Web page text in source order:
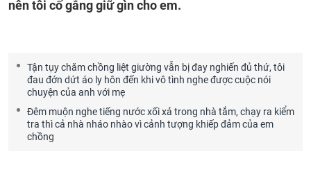
nên tôi cố gắng giữ gìn cho em.
Tận tụy chăm chồng liệt giường vẫn bị đay nghiến đủ thứ, tôi
đau đớn dứt áo ly hôn đến khi vô tình nghe được cuộc nói
chuyện của anh với mẹ
Đêm muộn nghe tiếng nước xối xả trong nhà tắm, chạy ra kiểm
tra thì cả nhà nháo nhào vì cảnh tượng khiếp đảm của em
chồng